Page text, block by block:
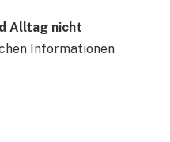
Alltag nicht
Informationen